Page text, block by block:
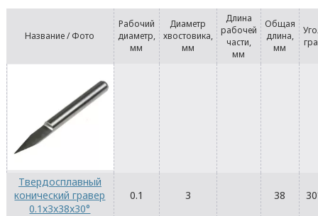
Название / Фото
Рабочий
диаметр,
мм
Диаметр
хвостовика,
мм
Длина
рабочей
части,
мм
Общая
длина,
мм
Твердосплавный
конический гравер
0.1x3x38x30°
0.1 3 38